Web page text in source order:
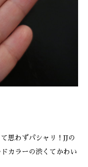
思わずパシャリ！JJの
カラーの渋くてかわい